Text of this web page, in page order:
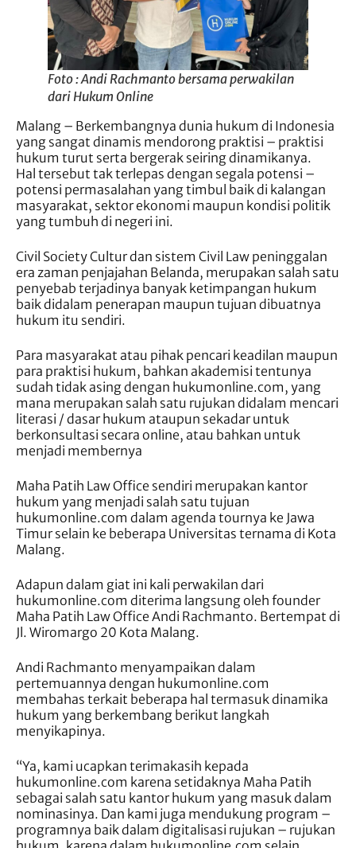
Foto : Andi Rachmanto bersama perwakilan
dari Hukum Online
Malang – Berkembangnya dunia hukum di Indonesia
yang sangat dinamis mendorong praktisi – praktisi
hukum turut serta bergerak seiring dinamikanya.
Hal tersebut tak terlepas dengan segala potensi –
potensi permasalahan yang timbul baik di kalangan
masyarakat, sektor ekonomi maupun kondisi politik
yang tumbuh di negeri ini.
Civil Society Cultur dan sistem Civil Law peninggalan
era zaman penjajahan Belanda, merupakan salah satu
penyebab terjadinya banyak ketimpangan hukum
baik didalam penerapan maupun tujuan dibuatnya
hukum itu sendiri.
Para masyarakat atau pihak pencari keadilan maupun
para praktisi hukum, bahkan akademisi tentunya
sudah tidak asing dengan hukumonline.com, yang
mana merupakan salah satu rujukan didalam mencari
literasi / dasar hukum ataupun sekadar untuk
berkonsultasi secara online, atau bahkan untuk
menjadi membernya
Maha Patih Law Office sendiri merupakan kantor
hukum yang menjadi salah satu tujuan
hukumonline.com dalam agenda tournya ke Jawa
Timur selain ke beberapa Universitas ternama di Kota
Malang.
Adapun dalam giat ini kali perwakilan dari
hukumonline.com diterima langsung oleh founder
Maha Patih Law Office Andi Rachmanto. Bertempat di
Jl. Wiromargo 20 Kota Malang.
Andi Rachmanto menyampaikan dalam
pertemuannya dengan hukumonline.com
membahas terkait beberapa hal termasuk dinamika
hukum yang berkembang berikut langkah
menyikapinya.
“Ya, kami ucapkan terimakasih kepada
hukumonline.com karena setidaknya Maha Patih
sebagai salah satu kantor hukum yang masuk dalam
nominasinya. Dan kami juga mendukung program –
programnya baik dalam digitalisasi rujukan – rujukan